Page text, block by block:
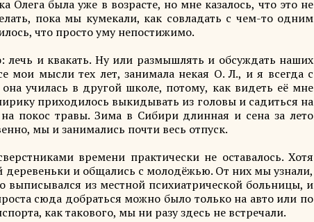
была уже в возрасте, но мне казалось, что это не
пока мы кумекали, как совладать с чем-то одним
что просто уму непостижимо.
лечь и квакать. Ну или размышлять и обсуждать наших
мысли тех лет, занимала некая О. Л., и я всегда с
училась в другой школе, потому, как видеть её мне
приходилось выкидывать из головы и садиться на
покос травы. Зима в Сибири длинная и сена за лето
мы и занимались почти весь отпуск.
времени практически не оставалось. Хотя
деревеньки и общались с молодёжью. От них мы узнали,
выписывался из местной психиатрической больницы, и
сюда добраться можно было только на авто или по
как такового, мы ни разу здесь не встречали.